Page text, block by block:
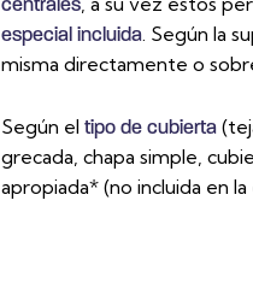
especial incluida. Según la
misma directamente o
Según el tipo de cubierta
grecada, chapa simple,
apropiada* (no incluida en